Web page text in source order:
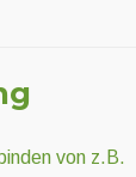
von z.B.